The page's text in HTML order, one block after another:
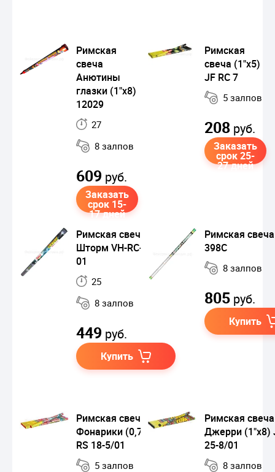
Римская
свеча
Анютины
глазки (1"х8)
12029
27
8 залпов
609 руб.
Заказать
срок 15-
17 дней
Римская
свеча (1"х5)
JF RC 7
5 залпов
208 руб.
Заказать
срок 25-
27 дней
Римская свеча
Шторм VH-RC-08-8-
01
25
8 залпов
449 руб.
Купить
Римская
398C
8 залпов
805 руб.
Купить
Римская свеча
Фонарики (0,7"х5) JF
RS 18-5/01
5 залпов
Римская
Джерри (1"х8)
25-8/01
8 залпов